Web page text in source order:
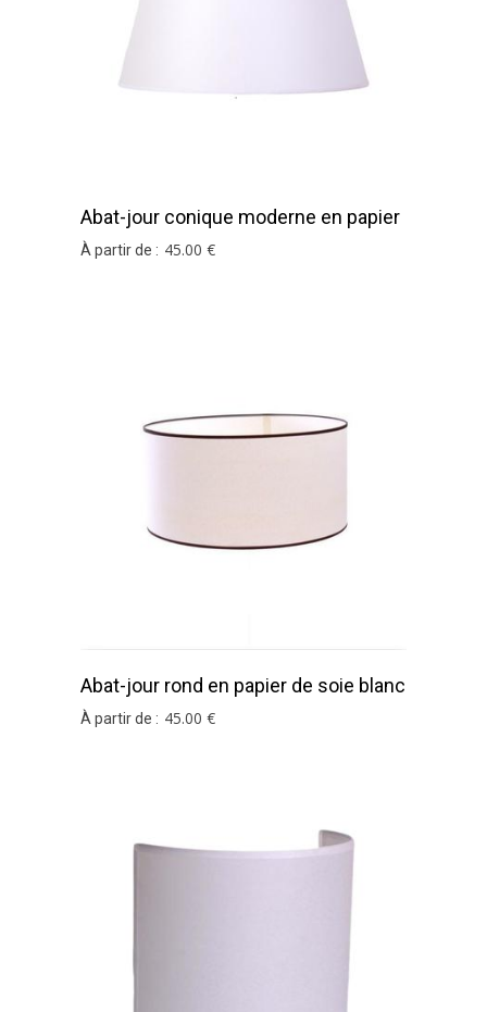
Abat-jour conique moderne en papier
de soie blanc
À partir de : 45.00 €
Abat-jour rond en papier de soie blanc
bordure noire
À partir de : 45.00 €